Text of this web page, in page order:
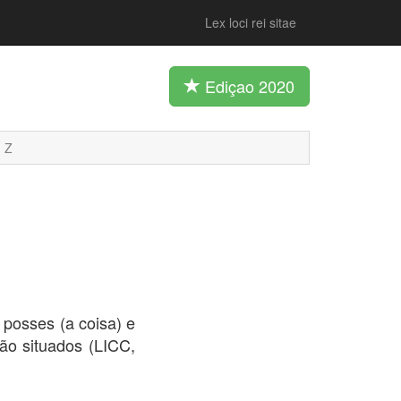
Lex loci rei sitae
Ediçao 2020
Z
(a coisa) e
situados (LICC,